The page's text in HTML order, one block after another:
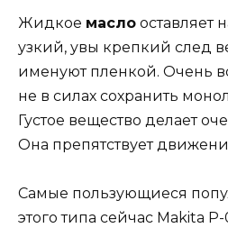
Жидкое масло оставляет
узкий, увы крепкий след
именуют пленкой. Очень
не в силах сохранить
Густое вещество делает
Она препятствует
Самые пользующиеся
этого типа сейчас Makita P-